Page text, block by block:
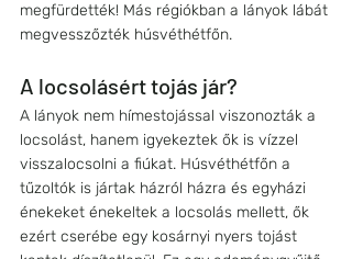
megfürdették! Más régiókban a lányok lábát
megvesszőzték húsvéthétfőn.
A locsolásért tojás jár?
A lányok nem hímestojással viszonozták a
locsolást, hanem igyekeztek ők is vízzel
visszalocsolni a fiúkat. Húsvéthétfőn a
tűzoltók is jártak házról házra és egyházi
énekeket énekeltek a locsolás mellett, ők
ezért cserébe egy kosárnyi nyers tojást